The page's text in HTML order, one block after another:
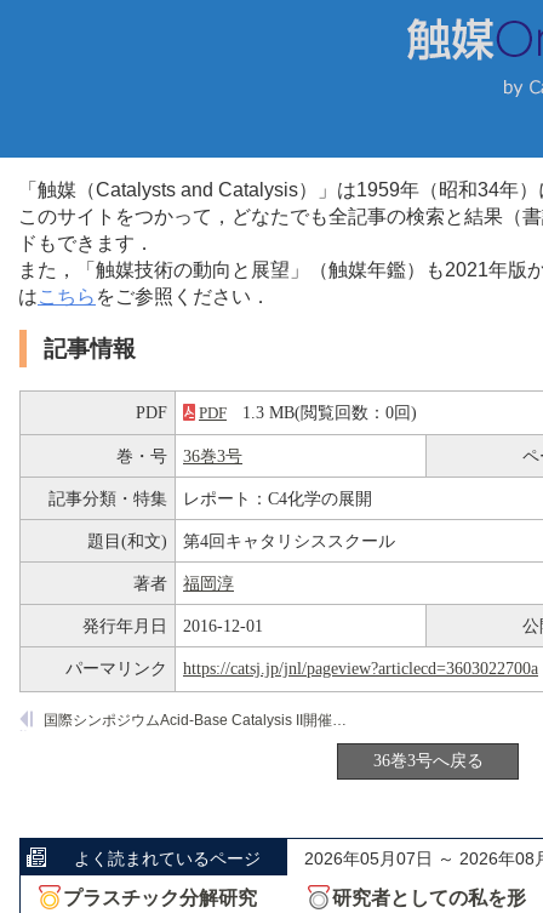
「触媒（Catalysts and Catalysis）」は1959年（昭和34年
このサイトをつかって，どなたでも全記事の検索と結果（
ドもできます．
また，「触媒技術の動向と展望」（触媒年鑑）も2021年
はこちら をご参照ください．
記事情報
PDF PDF 1.3 MB(閲覧回数：0回)
巻・号 36巻3号 ペ
記事分類・特集 レポート：C4化学の展開
題目(和文) 第4回キャタリシススクール
著者 福岡淳
発行年月日 2016-12-01 公
パーマリンク https://catsj.jp/jnl/pageview?articlecd=3603022700a
国際シンポジウムAcid-Base Catalysis II開催報告
36巻3号へ戻る
よく読まれているページ 2026年05月07日 ～ 2026年08
プラスチック分解研究
研究者としての私を形